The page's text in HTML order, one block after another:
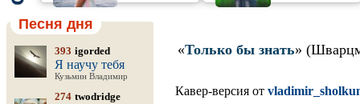
Песня дня
393 igorded
Я научу тебя
Кузьмин Владимир
274 twodridge
«Только бы знать»
Кавер-версия от